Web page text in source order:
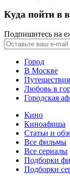
Куда пойти в
Подпишитесь на
Город
В Москве
Путешествия
Любовь в
Городская
Кино
Киноафиша
Статьи и
Все фильмы
Все сериалы
Подборки
Подборки